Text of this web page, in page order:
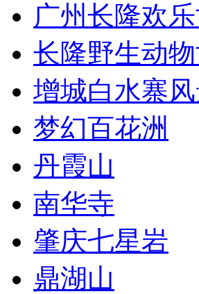
广州长隆欢
长隆野生动
增城白水寨
梦幻百花洲
丹霞山
南华寺
肇庆七星岩
鼎湖山